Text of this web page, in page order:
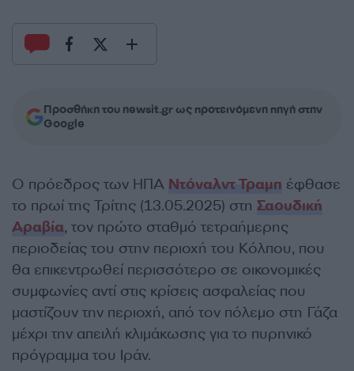
Προσθήκη του newsit.gr ως προτεινόμενη πηγή στην
Google
Ο πρόεδρος των ΗΠΑ Ντόναλντ Τραμπ έφθασε
το πρωί της Τρίτης (13.05.2025) στη Σαουδική
Αραβία, τον πρώτο σταθμό τετραήμερης
περιοδείας του στην περιοχή του Κόλπου, που
θα επικεντρωθεί περισσότερο σε οικονομικές
συμφωνίες αντί στις κρίσεις ασφαλείας που
μαστίζουν την περιοχή, από τον πόλεμο στη Γάζα
μέχρι την απειλή κλιμάκωσης για το πυρηνικό
πρόγραμμα του Ιράν.